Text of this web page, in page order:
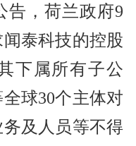
告，荷兰政府9
泰科技的控股
下属所有子公
球30个主体对
务及人员等不得